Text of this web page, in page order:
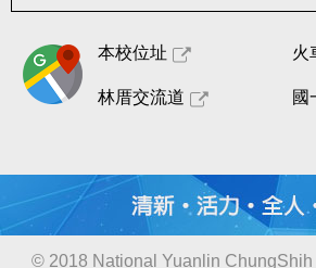
本校位址 火
林厝交流道 國
© 2018 National Yuanlin ChungShih